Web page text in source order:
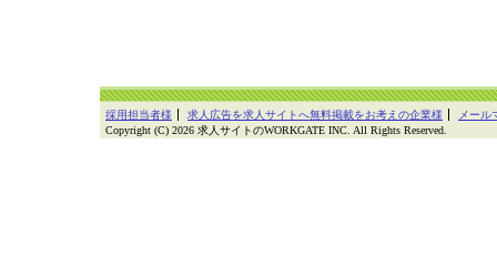
採用担当者様 求人広告を求人サイトへ無料掲載をお考えの企業様
メール
Copyright (C) 2026 求人サイトのWORKGATE INC. All Rights Reserved.